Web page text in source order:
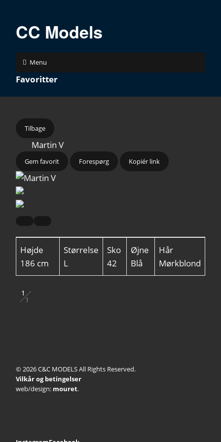
CC Models
Menu
Favoritter
Tilbage
Martin V
Gem favorit Forespørg Kopiér link
Højde
186 cm
Størrelse
L
Sko
42
Øjne
Blå
Hår
Mørkblond
1
1
© 2026 C&C MODELS All Rights Reserved.
Vilkår og betingelser
web/design: mouret.